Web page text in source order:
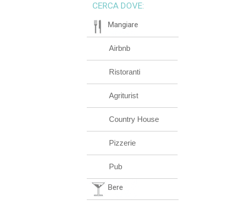
CERCA DOVE:
Mangiare
Airbnb
Ristoranti
Agriturist
Country House
Pizzerie
Pub
Bere